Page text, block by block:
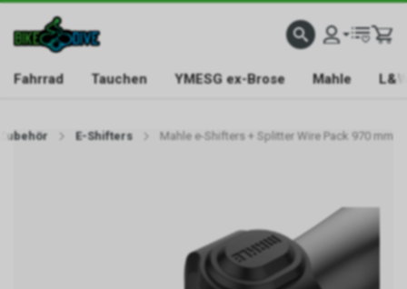
Fahrrad Tauchen YMESG ex-Brose Mahle
E-Shifters Mahle e-Shifters + Splitter Wire Pack 970 mm